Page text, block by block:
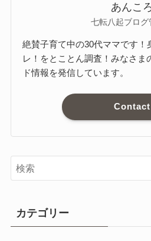
あんこ
七転八起ブログ
絶賛子育て中の30代ママです！
レ！をとことん調査！みなさま
ド情報を発信しています。
Contact
カテゴリー